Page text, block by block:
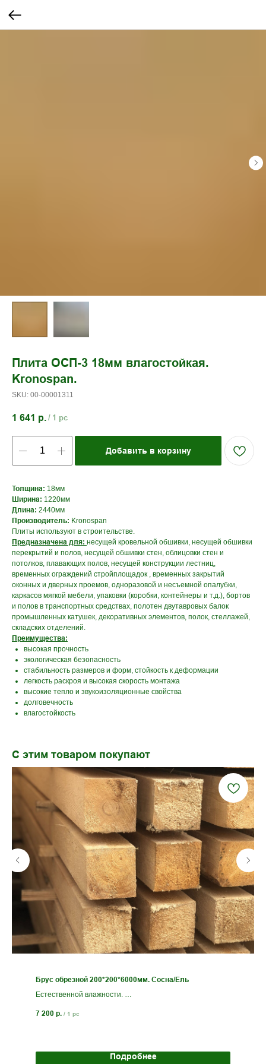
Плита ОСП-3 18мм влагостойкая.
Kronospan.
SKU: 00-00001311
1 641 р./ 1 pc
Добавить в корзину
Толщина: 18мм
Ширина: 1220мм
Длина: 2440мм
Производитель: Kronospan
Плиты используют в строительстве.
Предназначена для: несущей кровельной обшивки, несущей обшивки
перекрытий и полов, несущей обшивки стен, облицовки стен и
потолков, плавающих полов, несущей конструкции лестниц,
временных ограждений стройплощадок , временных закрытий
оконных и дверных проемов, одноразовой и несъемной опалубки,
каркасов мягкой мебели, упаковки (коробки, контейнеры и т.д.), бортов
и полов в транспортных средствах, полотен двутавровых балок
промышленных катушек, декоративных элементов, полок, стеллажей,
складских отделений.
Преимущества:
высокая прочность
экологическая безопасность
стабильность размеров и форм, стойкость к деформации
легкость раскроя и высокая скорость монтажа
высокие тепло и звукоизоляционные свойства
долговечность
влагостойкость
С этим товаром покупают
Брус обрезной 200*200*6000мм. Сосна/Ель
Естественной влажности.
Под заказ.
7 200 р. / 1 pc
Подробнее